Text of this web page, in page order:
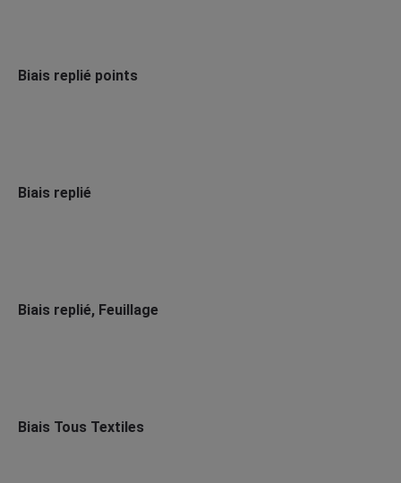
Biais replié points
Biais replié
Biais replié, Feuillage
Biais Tous Textiles